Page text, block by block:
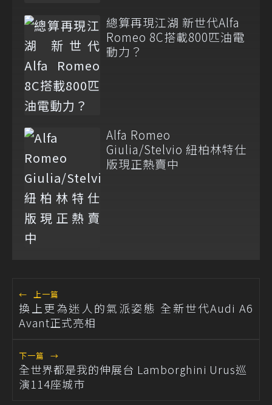
總算再現江湖 新世代Alfa
Romeo 8C搭載800匹油電
動力？
Alfa Romeo
Giulia/Stelvio 紐柏林特仕
版現正熱賣中
← 上一篇
換上更為迷人的氣派姿態 全新世代Audi A6
Avant正式亮相
下一篇 →
全世界都是我的伸展台 Lamborghini Urus巡
演114座城市